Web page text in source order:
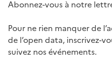
Abonnez-vous à notre
Pour ne rien manquer de
de l’open data, inscrivez-
suivez nos événements.